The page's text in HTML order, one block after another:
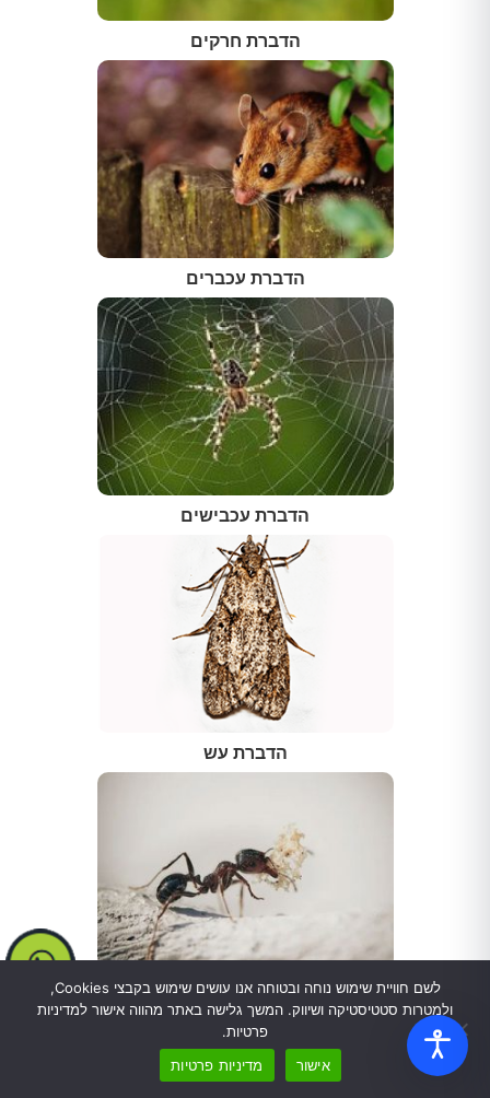
הדברת חרקים
הדברת עכברים
הדברת עכבישים
הדברת עש
הדברת נמלי אש
לשם חוויית שימוש נוחה ובטוחה אנו עושים שימוש בקבצי Cookies,
ולמטרות סטטיסטיקה ושיווק. המשך גלישה באתר מהווה אישור למדיניות
פרטיות.
אישור
מדיניות פרטיות